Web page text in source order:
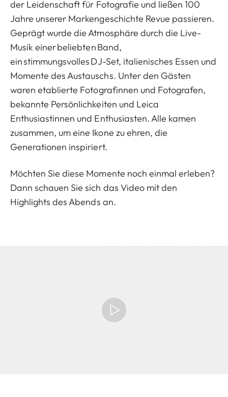
der Leidenschaft für Fotografie und ließen 100
Jahre unserer Markengeschichte Revue passieren.
Geprägt wurde die Atmosphäre durch die Live-
Musik einer beliebten Band,
ein stimmungsvolles DJ-Set, italienisches Essen und
Momente des Austauschs. Unter den Gästen
waren etablierte Fotografinnen und Fotografen,
bekannte Persönlichkeiten und Leica
Enthusiastinnen und Enthusiasten. Alle kamen
zusammen, um eine Ikone zu ehren, die
Generationen inspiriert.
Möchten Sie diese Momente noch einmal erleben?
Dann schauen Sie sich das Video mit den
Highlights des Abends an.